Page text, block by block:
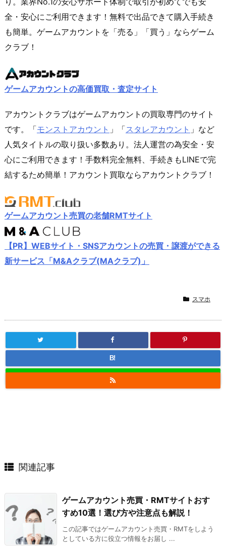
全・安心にご利用できます！無料で出品できて購入手続き
も簡単。ゲームアカウントを「売る」「買う」ならゲーム
クラブ！
ゲームアカウントの高価買取・査定サイト
アカウントクラブはゲームアカウントの買取専門のサイト
です。「モンストアカウント 」「スタレアカウント 」など
人気タイトルの取り扱い多数あり。法人運営の為安全・安
心にご利用できます！手数料完全無料、手続きもLINEで完
結するため簡単！アカウント買取ならアカウントクラブ！
ゲームアカウント売買の老舗RMTサイト
【PR】WEBサイト・SNSアカウントの売買・譲渡ができる
新サービス「M&Aクラブ(MAクラブ)」
スマホ
B!
関連記事
ゲームアカウント売買・RMTサイトおす
すめ10選！選び方や注意点も解説！
この記事ではゲームアカウント売買・RMTをしよう
としている方に役立つ情報をお届し ...